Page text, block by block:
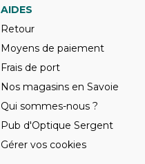
AIDES
Retour
Moyens de paiement
Frais de port
Nos magasins en Savoie
Qui sommes-nous ?
Pub d'Optique Sergent
Gérer vos cookies